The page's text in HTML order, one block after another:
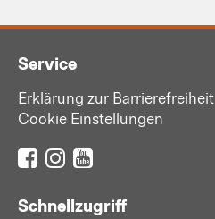
Service
Erklärung zur Barrierefreiheit
Cookie Einstellungen
Schnellzugriff